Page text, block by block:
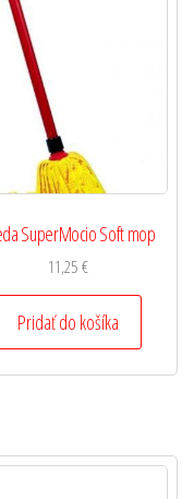
SuperMocio Soft mop
11,25€
Pridať do košíka